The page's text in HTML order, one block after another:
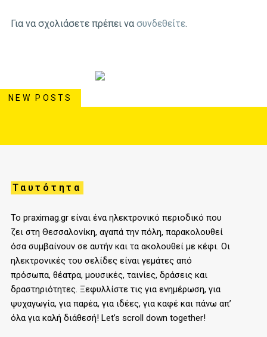
Για να σχολιάσετε πρέπει να συνδεθείτε.
NEW POSTS
Ταυτότητα
Το praximag.gr είναι ένα ηλεκτρονικό περιοδικό που
ζει στη Θεσσαλονίκη, αγαπά την πόλη, παρακολουθεί
όσα συμβαίνουν σε αυτήν και τα ακολουθεί με κέφι. Οι
ηλεκτρονικές του σελίδες είναι γεμάτες από
πρόσωπα, θέατρα, μουσικές, ταινίες, δράσεις και
δραστηριότητες. Ξεφυλλίστε τις για ενημέρωση, για
ψυχαγωγία, για παρέα, για ιδέες, για καφέ και πάνω απ’
όλα για καλή διάθεσή! Let’s scroll down together!